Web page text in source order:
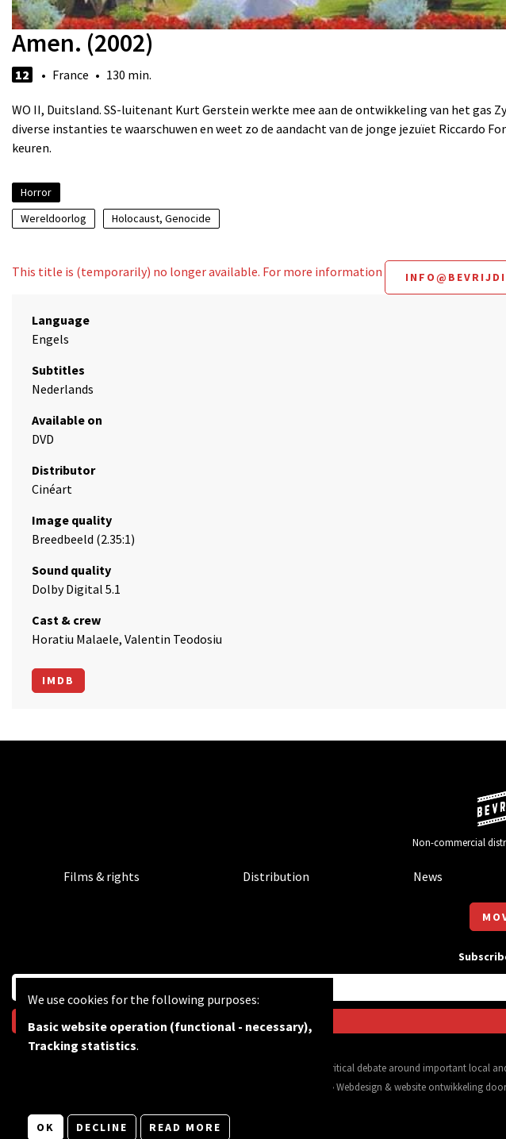
Amen. (2002)
12 • France • 130 min.
WO II, Duitsland. SS-luitenant Kurt Gerstein werkte mee aan de ontwikkeling van het gas
diverse instanties te waarschuwen en weet zo de aandacht van de jonge jezuïet Riccardo
keuren.
Horror
Wereldoorlog
Holocaust, Genocide
This title is (temporarily) no longer available. For more information
Language
Engels
Subtitles
Nederlands
Available on
DVD
Distributor
Cinéart
Image quality
Breedbeeld (2.35:1)
Sound quality
Dolby Digital 5.1
Cast & crew
Horatiu Malaele, Valentin Teodosiu
IMDB
Non-commercial
Films & rights Distribution News
BF wants to feed the critical debate around important local
•Webdesign &website ontwikkeling
We use cookies for the following purposes:
Basic website operation (functional - necessary),
Tracking statistics.
OK DECLINE READ MORE